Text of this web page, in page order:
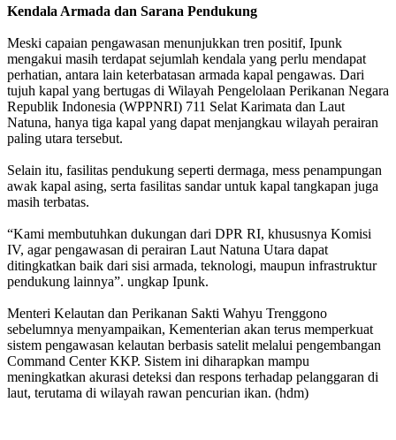
Kendala Armada dan Sarana Pendukung
Meski capaian pengawasan menunjukkan tren positif, Ipunk
mengakui masih terdapat sejumlah kendala yang perlu mendapat
perhatian, antara lain keterbatasan armada kapal pengawas. Dari
tujuh kapal yang bertugas di Wilayah Pengelolaan Perikanan Negara
Republik Indonesia (WPPNRI) 711 Selat Karimata dan Laut
Natuna, hanya tiga kapal yang dapat menjangkau wilayah perairan
paling utara tersebut.
Selain itu, fasilitas pendukung seperti dermaga, mess penampungan
awak kapal asing, serta fasilitas sandar untuk kapal tangkapan juga
masih terbatas.
“Kami membutuhkan dukungan dari DPR RI, khususnya Komisi
IV, agar pengawasan di perairan Laut Natuna Utara dapat
ditingkatkan baik dari sisi armada, teknologi, maupun infrastruktur
pendukung lainnya”. ungkap Ipunk.
Menteri Kelautan dan Perikanan Sakti Wahyu Trenggono
sebelumnya menyampaikan, Kementerian akan terus memperkuat
sistem pengawasan kelautan berbasis satelit melalui pengembangan
Command Center KKP. Sistem ini diharapkan mampu
meningkatkan akurasi deteksi dan respons terhadap pelanggaran di
laut, terutama di wilayah rawan pencurian ikan. (hdm)